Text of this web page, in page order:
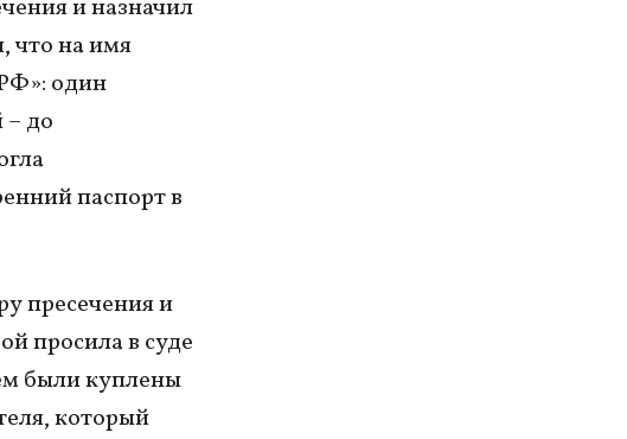
и назначил
что на имя
один
– до
паспорт в
пресечения и
просила в суде
были куплены
который